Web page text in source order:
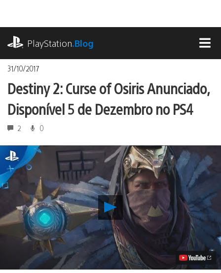
o
conteúdoPlayStation.Blog
31/10/2017
Destiny 2: Curse of Osiris Anunciado,
Disponível 5 de Dezembro no PS4
2 0
Reproduzir
Destiny
2:
Curse
of
Osiris
Anunciado,
Disponível